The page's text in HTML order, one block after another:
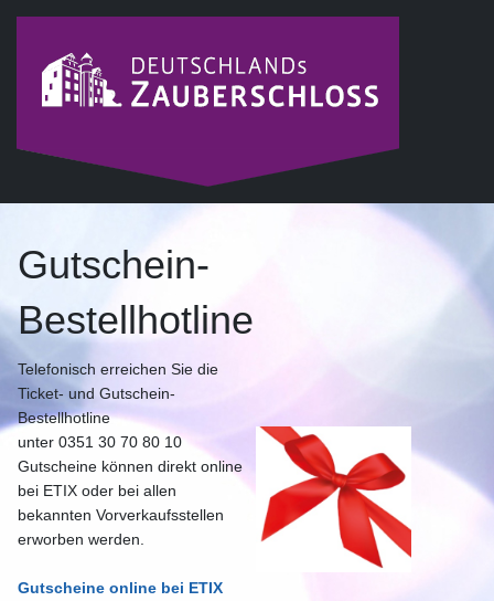
Gutschein-
Bestellhotline
Telefonisch erreichen Sie die
Ticket- und Gutschein-
Bestellhotline
unter 0351 30 70 80 10
Gutscheine können direkt online
bei ETIX oder bei allen
bekannten Vorverkaufsstellen
erworben werden.
Gutscheine online bei ETIX